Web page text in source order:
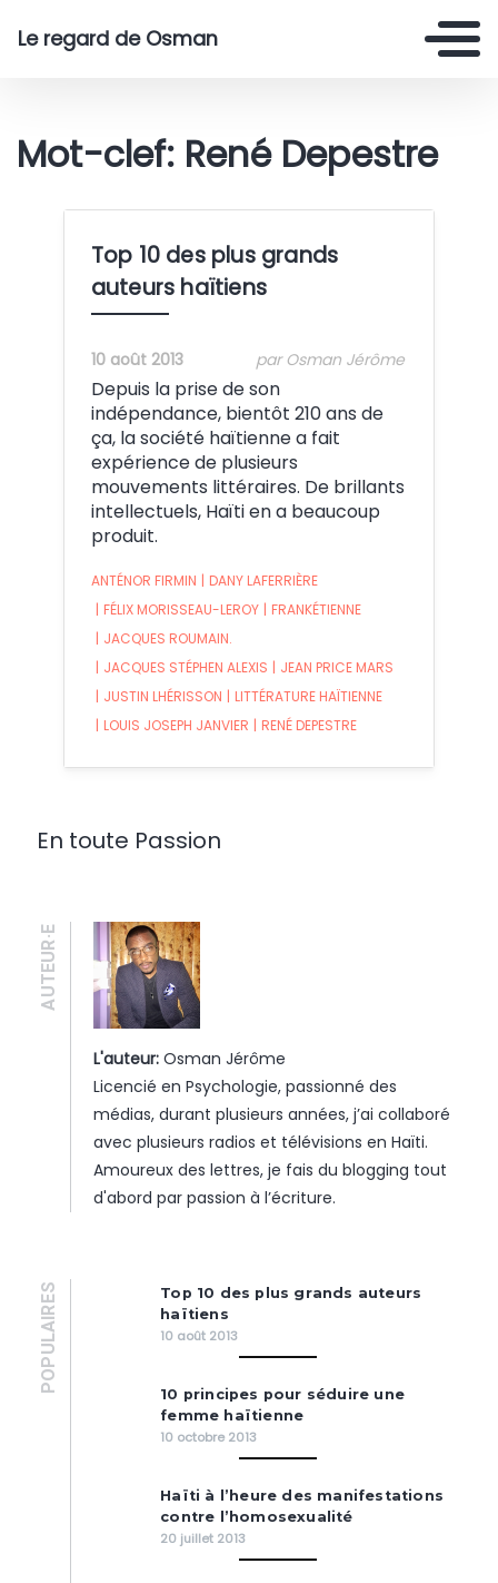
Le regard de Osman
Mot-clef: René Depestre
Top 10 des plus grands
auteurs haïtiens
10 août 2013 par Osman Jérôme
Depuis la prise de son
indépendance, bientôt 210 ans de
ça, la société haïtienne a fait
expérience de plusieurs
mouvements littéraires. De brillants
intellectuels, Haïti en a beaucoup
produit.
ANTÉNOR FIRMIN | DANY LAFERRIÈRE
| FÉLIX MORISSEAU-LEROY | FRANKÉTIENNE
| JACQUES ROUMAIN.
| JACQUES STÉPHEN ALEXIS | JEAN PRICE MARS
| JUSTIN LHÉRISSON | LITTÉRATURE HAÏTIENNE
| LOUIS JOSEPH JANVIER | RENÉ DEPESTRE
En toute Passion
AUTEUR·E
L'auteur: Osman Jérôme
Licencié en Psychologie, passionné des
médias, durant plusieurs années, j’ai collaboré
avec plusieurs radios et télévisions en Haïti.
Amoureux des lettres, je fais du blogging tout
d'abord par passion à l’écriture.
POPULAIRES
Top 10 des plus grands auteurs
haïtiens
10 août 2013
10 principes pour séduire une
femme haïtienne
10 octobre 2013
Haïti à l’heure des manifestations
contre l’homosexualité
20 juillet 2013